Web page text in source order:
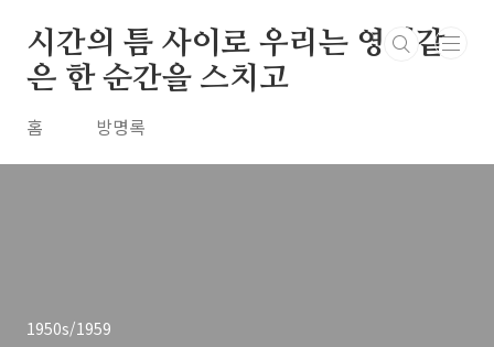
시간의 틈 사이로 우리는 영원같
은 한 순간을 스치고
홈 방명록
1950s/1959